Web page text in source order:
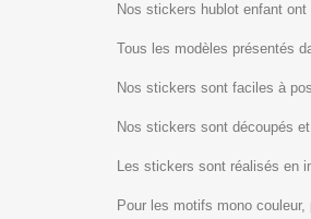
Nos stickers hublot enfant
Tous les modèles présentés
Nos stickers sont faciles à
Nos stickers sont découpés
Les stickers sont réalisés en
Pour les motifs mono